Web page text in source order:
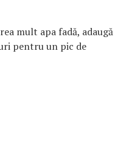
mult apa fadă, adaugă
pentru un pic de